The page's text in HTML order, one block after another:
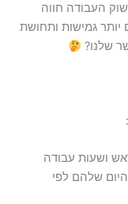
העבודה חווה
יותר גמישות ותחושת
שלנו?
ושעות עבודה
שלהם לפי